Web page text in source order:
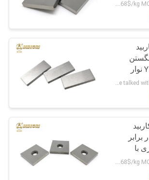
تنگستن
اندازه ریز YL10.2 نوار
با